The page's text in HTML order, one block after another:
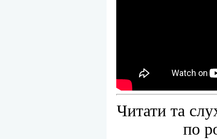
Читати та
по